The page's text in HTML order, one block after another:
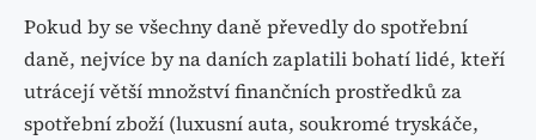
Pokud by se všechny daně převedly do spotřební
daně, nejvíce by na daních zaplatili bohatí lidé, kteří
utrácejí větší množství finančních prostředků za
spotřební zboží (luxusní auta, soukromé tryskáče,